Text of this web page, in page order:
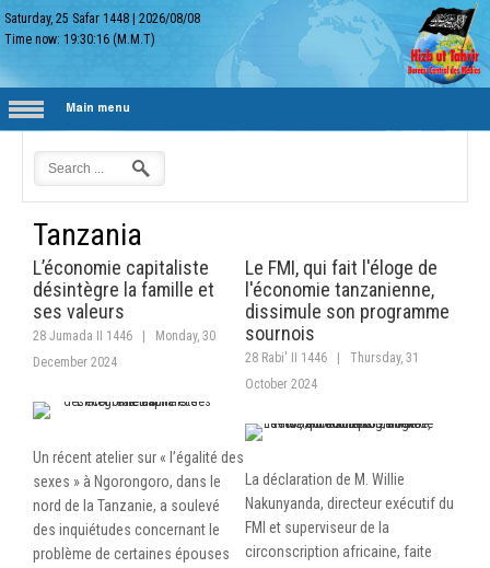
Saturday, 25 Safar 1448 |2026/08/08
Time now:19:30:16 (M.M.T)
Main menu
Tanzania
L’économie capitaliste
désintègre la famille et
ses valeurs
28 Jumada II 1446
Monday, 30
December 2024
Un récent atelier sur « l’égalité des
sexes » à Ngorongoro, dans le
nord de la Tanzanie, a soulevé
des inquiétudes concernant le
problème de certaines épouses
Le FMI, qui fait l'éloge de
l'économie tanzanienne,
dissimule son programme
sournois
28 Rabi' II 1446
Thursday, 31
October 2024
La déclaration de M. Willie
Nakunyanda, directeur exécutif du
FMI et superviseur de la
circonscription africaine, faite